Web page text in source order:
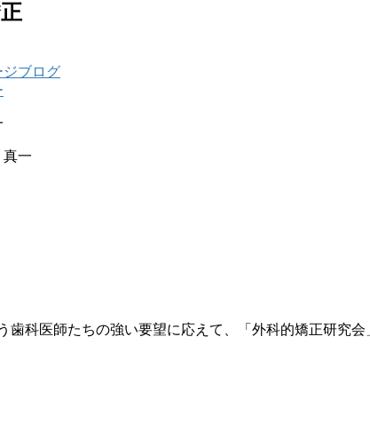
ジブログ
一
歯科医師たちの強い要望に応えて、「外科的矯正研究